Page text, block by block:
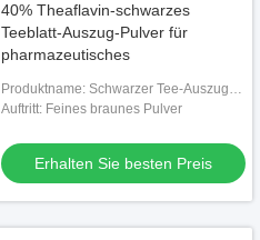
40% Theaflavin-schwarzes
Teeblatt-Auszug-Pulver für
pharmazeutisches
Produktname: Schwarzer Tee-Auszug-
Theaflavine
Auftritt: Feines braunes Pulver
Erhalten Sie besten Preis